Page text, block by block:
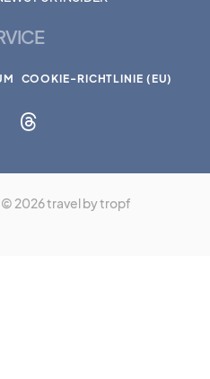
COOKIE-RICHTLINIE (EU)
© 2026 travel by tropf